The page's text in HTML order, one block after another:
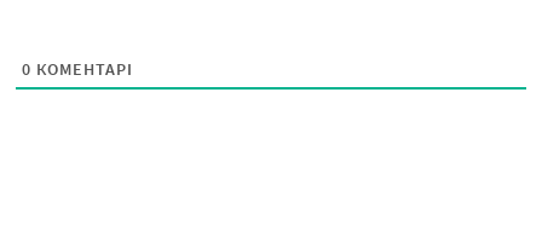
0 КОМЕНТАРІ